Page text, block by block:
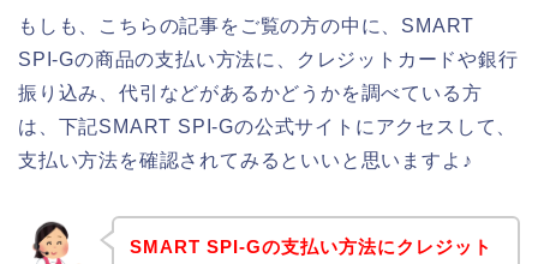
もしも、こちらの記事をご覧の方の中に、SMART
SPI-Gの商品の支払い方法に、クレジットカードや銀行
振り込み、代引などがあるかどうかを調べている方
は、下記SMART SPI-Gの公式サイトにアクセスして、
支払い方法を確認されてみるといいと思いますよ♪
SMART SPI-Gの支払い方法にクレジット